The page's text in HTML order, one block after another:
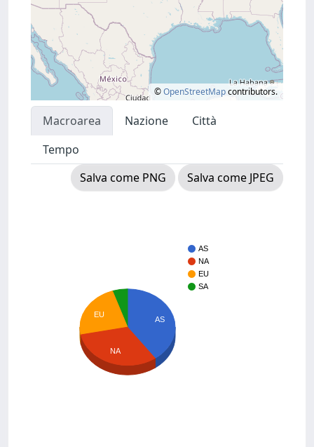
©OpenStreetMapcontributors.
Macroarea Nazione
Città
Tempo
Salva come PNG
Salva come JPEG
AS
NA
EU
SA
AS
EU
NA